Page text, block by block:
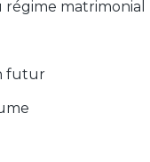
matrimonial
futur